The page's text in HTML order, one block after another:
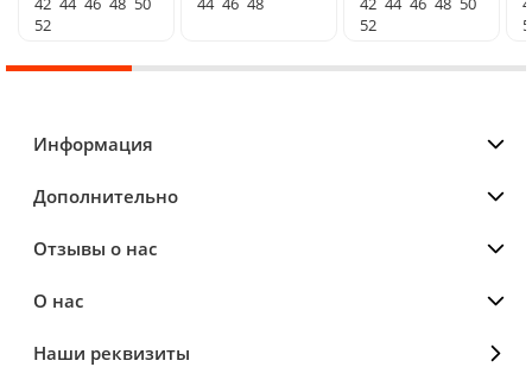
52
52
Информация
Дополнительно
Отзывы о нас
О нас
Наши реквизиты